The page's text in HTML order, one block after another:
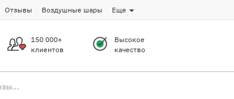
Отзывы Воздушные шары Еще
150 000+
клиентов
Высокое
качество